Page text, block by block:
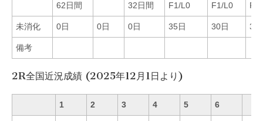
62日間
32日間
F1/L0
F1/L0
未消化 0日 0日 0日 35日 30日 30
備考
2R全国近況成績 (2025年12月1日より)
1 2 3 4 5 6